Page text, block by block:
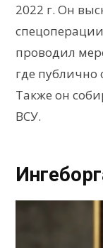
2022 г. Он
проводил
где публично
Также он
ВСУ.